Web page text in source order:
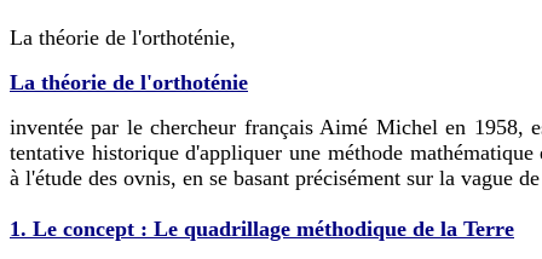
La théorie de l'orthoténie,
La théorie de l'orthoténie
inventée par le chercheur français Aimé Michel en 1958,
tentative historique d'appliquer une méthode
à l'étude des ovnis, en se basant précisément sur la vague
1. Le concept : Le quadrillage méthodique de la Terre